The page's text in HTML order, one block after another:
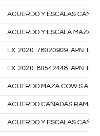
ACUERDO Y ESCALAS
ACUERDO Y ESCALA MAZA
EX-2020-76020909-APN-
EX-2020-80542448-APN-
ACUERDO MAZA COW S.A.S.
ACUERDO CAÑADAS RAMA
ACUERDO Y ESCALAS